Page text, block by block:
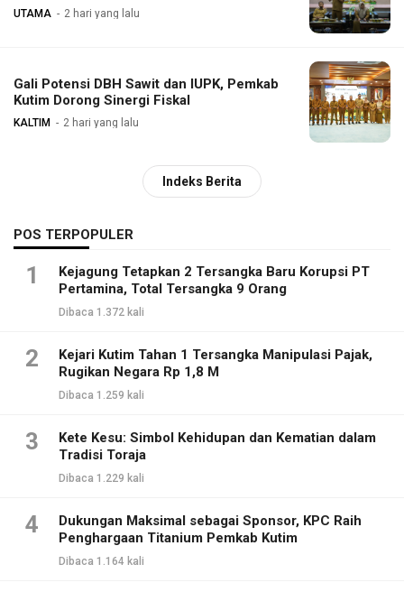
UTAMA 2 hari yang lalu
Gali Potensi DBH Sawit dan IUPK, Pemkab
Kutim Dorong Sinergi Fiskal
KALTIM 2 hari yang lalu
Indeks Berita
POS TERPOPULER
1
Kejagung Tetapkan 2 Tersangka Baru Korupsi PT
Pertamina, Total Tersangka 9 Orang
Dibaca 1.372 kali
2
Kejari Kutim Tahan 1 Tersangka Manipulasi Pajak,
Rugikan Negara Rp 1,8 M
Dibaca 1.259 kali
3
Kete Kesu: Simbol Kehidupan dan Kematian dalam
Tradisi Toraja
Dibaca 1.229 kali
4
Dukungan Maksimal sebagai Sponsor, KPC Raih
Penghargaan Titanium Pemkab Kutim
Dibaca 1.164 kali